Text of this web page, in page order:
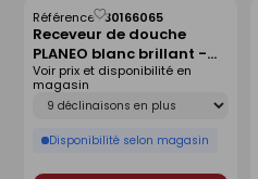
Receveur de douche
PLANEO blanc brillant -
180 x 90 cm
Référence :30166065
Déclinaison
Disponibilité selon magasin
Voir prix et disponibilité en
magasin
Enregistrer
comme
liste